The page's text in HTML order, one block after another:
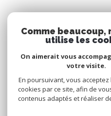
Comme beaucoup,
utilise les
On aimerait vous
votre visite.
En poursuivant, vous
cookies par ce site, afin de
contenus adaptés et réaliser